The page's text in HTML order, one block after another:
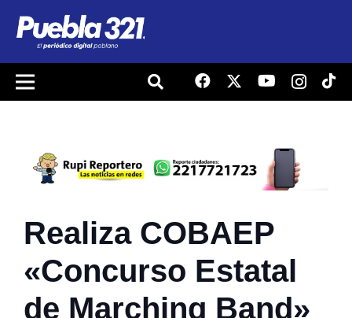
Realiza COBAEP
«Concurso Estatal
de Marching Band»